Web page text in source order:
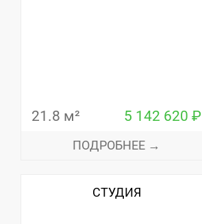
21.8 м² 5 142 620 ₽
ПОДРОБНЕЕ →
СТУДИЯ